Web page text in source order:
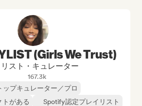
(Girls We Trust)
スト・キュレーター
167.3k
ップキュレーター／プロ
トがある
Spotify認定プレイリスト